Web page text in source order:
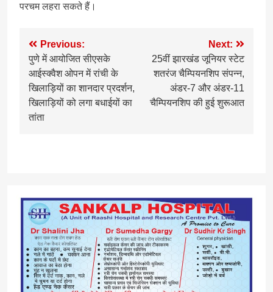
परचम लहरा सकते हैं।
Post
navigation
Previous:
पुणे में आयोजित सीएसके
आईस्क्वैश ओपन में रांची के
खिलाड़ियों का शानदार प्रदर्शन,
खिलाड़ियों को लगा बधाईयों का
तांता
Next:
25वीं झारखंड जूनियर स्टेट
शतरंज चैम्पियनशिप संपन्न,
अंडर-7 और अंडर-11
चैम्पियनशिप की हुई शुरूआत